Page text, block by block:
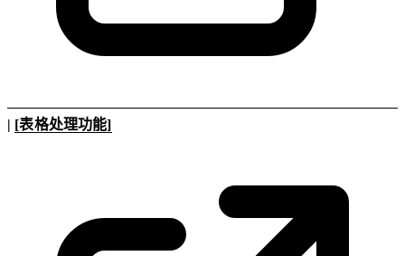
| [表格处理功能]